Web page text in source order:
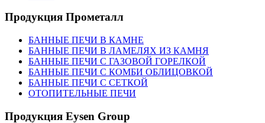
Продукция Прометалл
БАННЫЕ ПЕЧИ В КАМНЕ
БАННЫЕ ПЕЧИ В ЛАМЕЛЯХ ИЗ КАМНЯ
БАННЫЕ ПЕЧИ С ГАЗОВОЙ ГОРЕЛКОЙ
БАННЫЕ ПЕЧИ С КОМБИ ОБЛИЦОВКОЙ
БАННЫЕ ПЕЧИ С СЕТКОЙ
ОТОПИТЕЛЬНЫЕ ПЕЧИ
Продукция Eysen Group